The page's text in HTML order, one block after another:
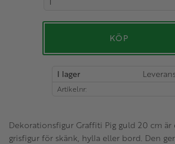
KÖP
I lager
Artikelnr
Dekorationsfigur Graffiti Pig guld 20 cm
grisfigur för skänk, hylla eller bord. Den